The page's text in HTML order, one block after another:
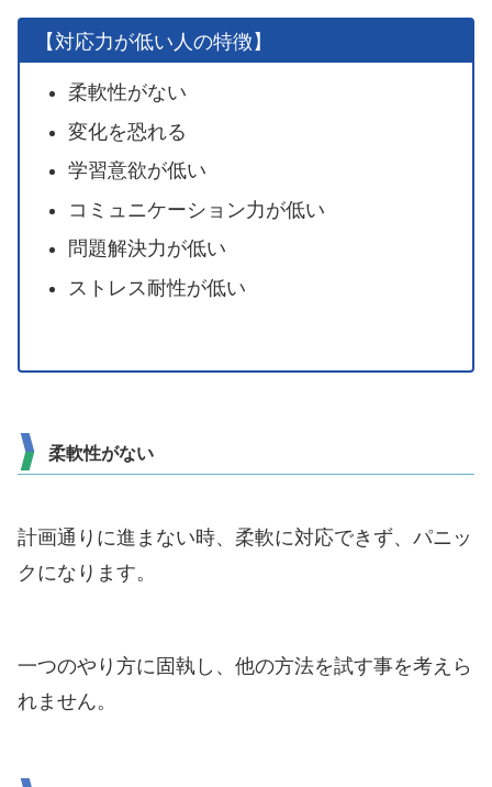
【対応力が低い人の特徴】
柔軟性がない
変化を恐れる
学習意欲が低い
コミュニケーション力が低い
問題解決力が低い
ストレス耐性が低い
柔軟性がない
計画通りに進まない時、柔軟に対応できず、パニッ
クになります。
一つのやり方に固執し、他の方法を試す事を考えら
れません。